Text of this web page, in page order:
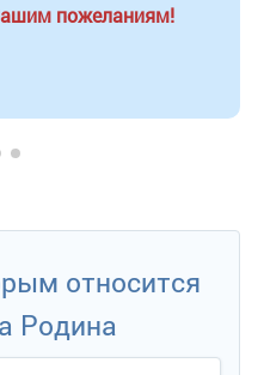
пожеланиям!
относится
Родина